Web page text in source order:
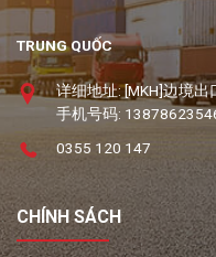
TRUNG QUỐC
详细地址: [MKH]边境
手机号码:
0355 120 147
CHÍNH SÁCH